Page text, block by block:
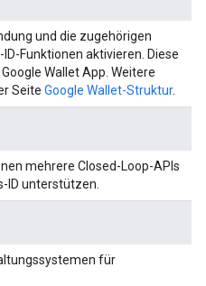
und die zugehörigen
Funktionen aktivieren. Diese
Wallet App. Weitere
Seite Google Wallet-Struktur.
mehrere Closed-Loop-APIs
ID unterstützen.
für